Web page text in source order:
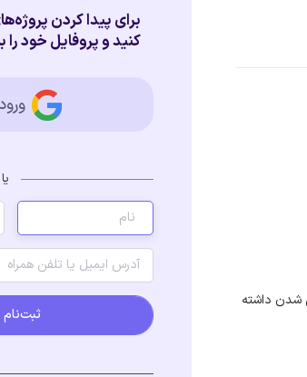
شدن داشته
برای پیدا کردن
کنید و پروفایل خود را
یا
ثبت‌نام